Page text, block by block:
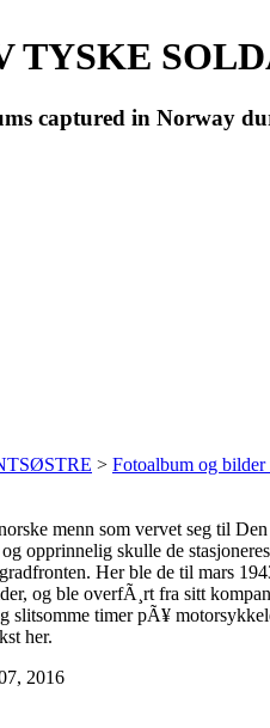
TYSKE
captured in Norway
> Fotoalbum og
menn som vervet seg til
opprinnelig skulle de
Her ble de til mars
og ble overfÃ¸rt fra sitt
slitsomme timer pÃ¥
her.
2016